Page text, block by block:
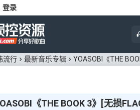
登录
流行 最新音乐专辑 YOASOBI《THE
《THE BOOK 3》[无损